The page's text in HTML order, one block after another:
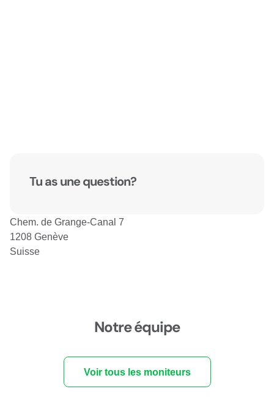
Tu as une question?
Chem. de Grange-Canal 7
1208 Genève
Suisse
Notre équipe
Voir tous les moniteurs